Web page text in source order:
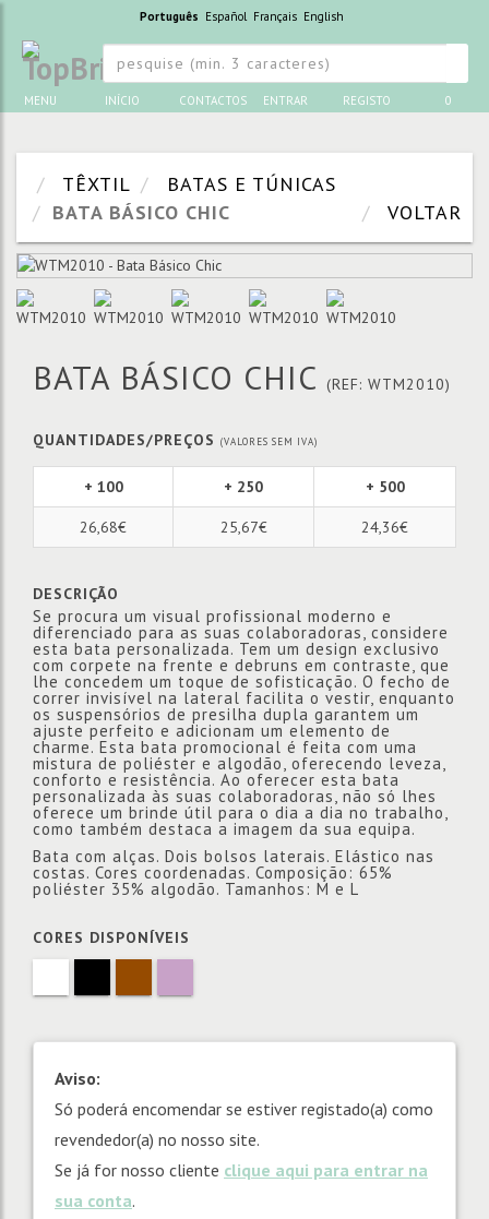
Português Español Français English
MENU INÍCIO CONTACTOS ENTRAR REGISTO 0
TÊXTIL
BATAS E TÚNICAS
BATA BÁSICO CHIC
VOLTAR
BATA BÁSICO CHIC (REF: WTM2010)
QUANTIDADES/PREÇOS (VALORES SEM IVA)
+ 100 + 250 + 500
26,68€ 25,67€ 24,36€
DESCRIÇÃO
Se procura um visual profissional moderno e
diferenciado para as suas colaboradoras, considere
esta bata personalizada. Tem um design exclusivo
com corpete na frente e debruns em contraste, que
lhe concedem um toque de sofisticação. O fecho de
correr invisível na lateral facilita o vestir, enquanto
os suspensórios de presilha dupla garantem um
ajuste perfeito e adicionam um elemento de
charme. Esta bata promocional é feita com uma
mistura de poliéster e algodão, oferecendo leveza,
conforto e resistência. Ao oferecer esta bata
personalizada às suas colaboradoras, não só lhes
oferece um brinde útil para o dia a dia no trabalho,
como também destaca a imagem da sua equipa.
Bata com alças. Dois bolsos laterais. Elástico nas
costas. Cores coordenadas. Composição: 65%
poliéster 35% algodão. Tamanhos: M e L
CORES DISPONÍVEIS
Aviso:
Só poderá encomendar se estiver registado(a) como
revendedor(a) no nosso site.
Se já for nosso cliente clique aqui para entrar na
sua conta.